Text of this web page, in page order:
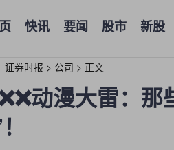
快讯 要闻 股市 新股
证券时报 > 公司 > 正文
动漫大雷：